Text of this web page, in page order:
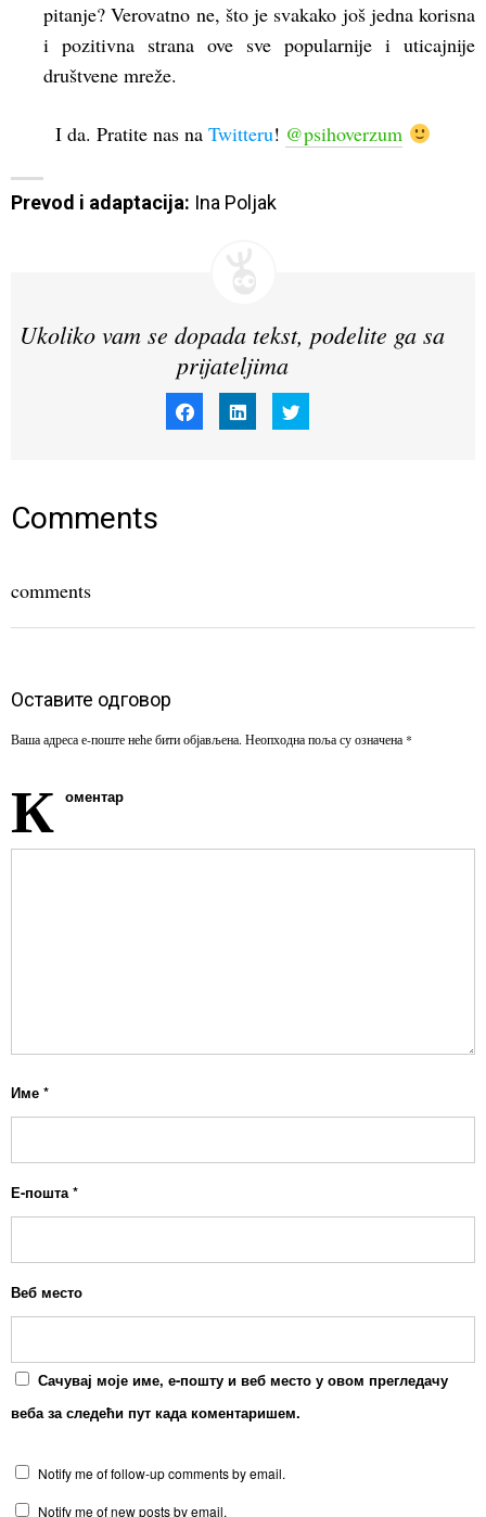
pitanje? Verovatno ne, što je svakako još jedna korisna
i pozitivna strana ove sve popularnije i uticajnije
društvene mreže.
I da. Pratite nas naTwitteru! @psihoverzum
Prevod i adaptacija: Ina Poljak
Ukoliko vam se dopada tekst, podelite ga sa
prijateljima
share share share
Comments
comments
Оставите одговор
Ваша адреса е-поште неће бити објављена. Неопходна поља су означена *
К оментар
Име *
Е-пошта*
Веб место
Сачувај моје име, е-пошту и веб место у овом прегледачу
веба за следећи пут када коментаришем.
Notify me of follow-up comments by email.
Notify me of new posts by email.